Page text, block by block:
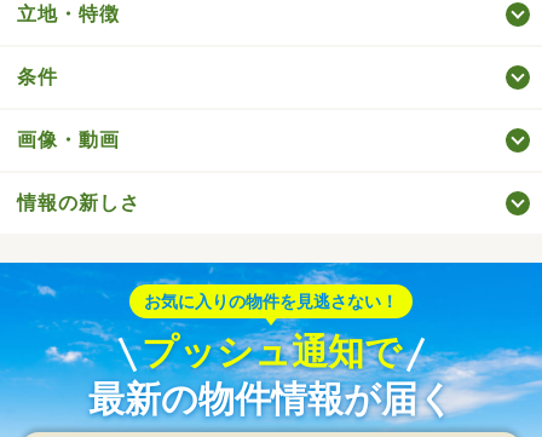
立地・特徴
条件
画像・動画
情報の新しさ
お気に入りの物件を見逃さない！
プッシュ通知で
最新の物件情報が届く